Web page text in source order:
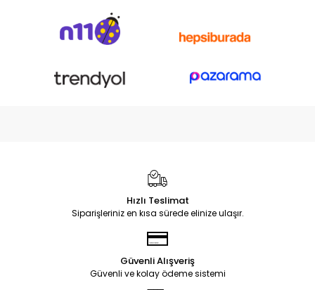
Hızlı Teslimat
Siparişleriniz en kısa sürede elinize ulaşır.
Güvenli Alışveriş
Güvenli ve kolay ödeme sistemi